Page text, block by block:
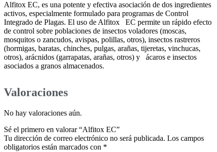
Alfitox EC, es una potente y efectiva asociación de dos ingredientes
activos, especialmente formulado para programas de Control
Integrado de Plagas. El uso de Alfitox EC permite un rápido efecto
de control sobre poblaciones de insectos voladores (moscas,
mosquitos o zancudos, avispas, polillas, otros), insectos rastreros
(hormigas, baratas, chinches, pulgas, arañas, tijeretas, vinchucas,
otros), arácnidos (garrapatas, arañas, otros) y ácaros e insectos
asociados a granos almacenados.
Valoraciones
No hay valoraciones aún.
Sé el primero en valorar “Alfitox EC”
Tu dirección de correo electrónico no será publicada. Los campos
obligatorios están marcados con *